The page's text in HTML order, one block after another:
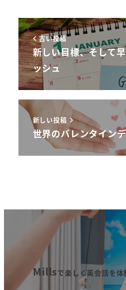
古い投稿
新しい目標、そして
ッシュ
新しい投稿
世界のバレンタイン
Millsで楽しく英会話を